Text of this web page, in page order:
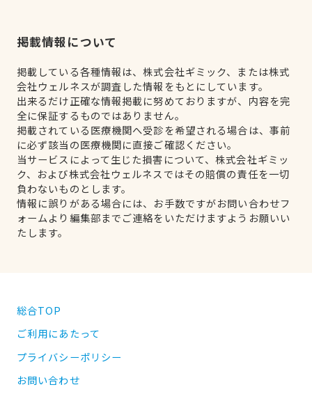
掲載情報について
掲載している各種情報は、株式会社ギミック、または株式
会社ウェルネスが調査した情報をもとにしています。
出来るだけ正確な情報掲載に努めておりますが、内容を完
全に保証するものではありません。
掲載されている医療機関へ受診を希望される場合は、事前
に必ず該当の医療機関に直接ご確認ください。
当サービスによって生じた損害について、株式会社ギミッ
ク、および株式会社ウェルネスではその賠償の責任を一切
負わないものとします。
情報に誤りがある場合には、お手数ですがお問い合わせフ
ォームより編集部までご連絡をいただけますようお願いい
たします。
総合TOP
ご利用にあたって
プライバシーポリシー
お問い合わせ